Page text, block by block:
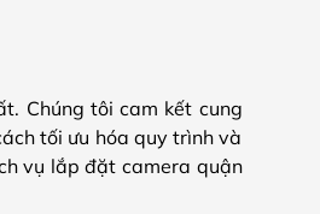
Chúng tôi cam kết cung
tối ưu hóa quy trình và
vụ lắp đặt camera quận